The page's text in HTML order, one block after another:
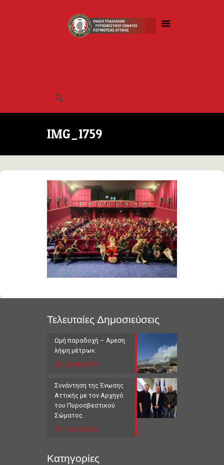
IMG_1759
Τελευταίες Δημοσιεύσεις
Ωμή παραδοχή – Άμεση
λήψη μέτρων.
04/06/2026
Συνάντηση της Ένωσης
Αττικής με τον Αρχηγό
του Πυροσβεστικού
Σώματος.
11/03/2026
Κατηγορίες